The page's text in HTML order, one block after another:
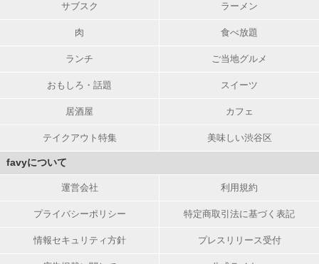
サブスク ラーメン
肉 食べ放題
ランチ ご当地グルメ
おもしろ・話題 スイーツ
居酒屋 カフェ
テイクアウト特集 美味しい渋谷区
favyについて
運営会社 利用規約
プライバシーポリシー 特定商取引法に基づく表記
情報セキュリティ方針 プレスリリース受付